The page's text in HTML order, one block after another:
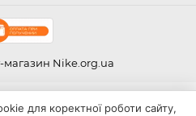
магазин Nike.org.ua
для коректної роботи сайту,